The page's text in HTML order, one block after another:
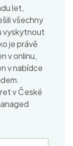
let,
všechny
vyskytnout
je právě
v onlinu,
v nabídce
v České